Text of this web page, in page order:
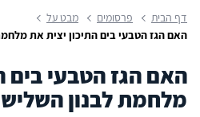
דף הבית פרסומים
מבט על
האם הגז הטבעי בים התיכון יצית את
האם הגז הטבעי בים
מלחמת לבנון